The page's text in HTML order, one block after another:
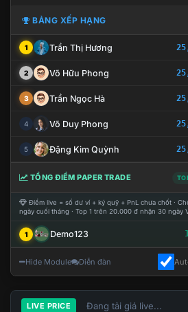
BẢNG XẾP HẠNG
1 Trần Thị Hương
2 Võ Hữu Phong
3 Trần Ngọc Hà
4 Võ Duy Phong
5 Đặng Kim Quỳnh
TỔNG ĐIỂM PAPER TRADE
Điểm live = số dư ví + ký quỹ + PnL chưa chốt ·
ngày cuối tháng · Top 1 trên 20.000 đ nhận 30 ngày
1 Demo123
Hide Module Diễn đàn
LIVE PRICE Đang tải giá live...